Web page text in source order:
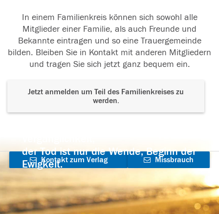
In einem Familienkreis können sich sowohl alle
Mitglieder einer Familie, als auch Freunde und
Bekannte eintragen und so eine Trauergemeinde
bilden. Bleiben Sie in Kontakt mit anderen Mitgliedern
und tragen Sie sich jetzt ganz bequem ein.
Jetzt anmelden um Teil des Familienkreises zu
werden.
der Tod ist nur die Wende, Beginn der
Ewigkeit.
Kontakt zum Verlag
aufnehmen
Missbrauch